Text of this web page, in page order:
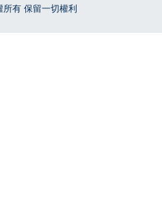
所有 保留一切權利